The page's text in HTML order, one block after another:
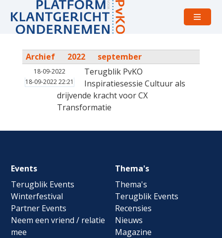
Open
Archief 2022 september
18-09-2022
18-09-2022 22:21
Terugblik PvKO
Inspiratiesessie Cultuur als
drijvende kracht voor CX
Transformatie
Footer
navigation
Events
Terugblik Events
Winterfestival
Partner Events
Neem een vriend / relatie
mee
Thema's
Thema's
Terugblik Events
Recensies
Nieuws
Magazine